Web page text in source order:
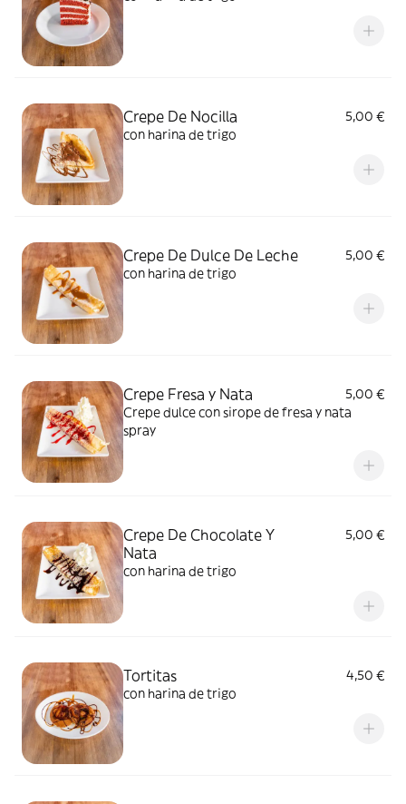
Crepe De Nocilla
5,00 €
con harina de trigo
Crepe De Dulce De Leche
5,00 €
con harina de trigo
Crepe Fresa y Nata
5,00 €
Crepe dulce con sirope de fresa y nata
spray
Crepe De Chocolate Y
Nata
5,00 €
con harina de trigo
Tortitas
4,50 €
con harina de trigo